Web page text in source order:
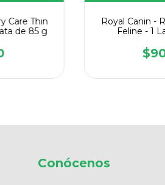
Care Thin
de 85 g
Royal Canin -
Feline - 1
Conócenos